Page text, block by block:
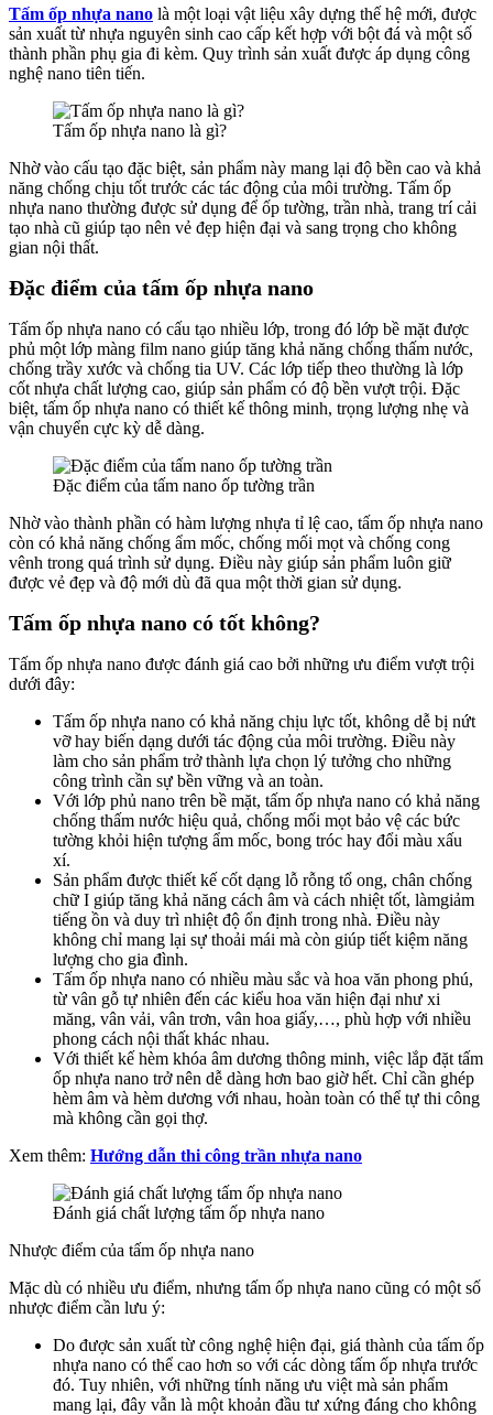
Tấm ốp nhựa nano là một loại vật liệu xây dựng thế hệ mới, được
sản xuất từ nhựa nguyên sinh cao cấp kết hợp với bột đá và một số
thành phần phụ gia đi kèm. Quy trình sản xuất được áp dụng công
nghệ nano tiên tiến.
Tấm ốp nhựa nano là gì?
Nhờ vào cấu tạo đặc biệt, sản phẩm này mang lại độ bền cao và khả
năng chống chịu tốt trước các tác động của môi trường. Tấm ốp
nhựa nano thường được sử dụng để ốp tường, trần nhà, trang trí cải
tạo nhà cũ giúp tạo nên vẻ đẹp hiện đại và sang trọng cho không
gian nội thất.
Đặc điểm của tấm ốp nhựa nano
Tấm ốp nhựa nano có cấu tạo nhiều lớp, trong đó lớp bề mặt được
phủ một lớp màng film nano giúp tăng khả năng chống thấm nước,
chống trầy xước và chống tia UV. Các lớp tiếp theo thường là lớp
cốt nhựa chất lượng cao, giúp sản phẩm có độ bền vượt trội. Đặc
biệt, tấm ốp nhựa nano có thiết kế thông minh, trọng lượng nhẹ và
vận chuyển cực kỳ dễ dàng.
Đặc điểm của tấm nano ốp tường trần
Nhờ vào thành phần có hàm lượng nhựa tỉ lệ cao, tấm ốp nhựa nano
còn có khả năng chống ẩm mốc, chống mối mọt và chống cong
vênh trong quá trình sử dụng. Điều này giúp sản phẩm luôn giữ
được vẻ đẹp và độ mới dù đã qua một thời gian sử dụng.
Tấm ốp nhựa nano có tốt không?
Tấm ốp nhựa nano được đánh giá cao bởi những ưu điểm vượt trội
dưới đây:
Tấm ốp nhựa nano có khả năng chịu lực tốt, không dễ bị nứt
vỡ hay biến dạng dưới tác động của môi trường. Điều này
làm cho sản phẩm trở thành lựa chọn lý tưởng cho những
công trình cần sự bền vững và an toàn.
Với lớp phủ nano trên bề mặt, tấm ốp nhựa nano có khả năng
chống thấm nước hiệu quả, chống mối mọt bảo vệ các bức
tường khỏi hiện tượng ẩm mốc, bong tróc hay đổi màu xấu
xí.
Sản phẩm được thiết kế cốt dạng lỗ rỗng tổ ong, chân chống
chữ I giúp tăng khả năng cách âm và cách nhiệt tốt, làmgiảm
tiếng ồn và duy trì nhiệt độ ổn định trong nhà. Điều này
không chỉ mang lại sự thoải mái mà còn giúp tiết kiệm năng
lượng cho gia đình.
Tấm ốp nhựa nano có nhiều màu sắc và hoa văn phong phú,
từ vân gỗ tự nhiên đến các kiểu hoa văn hiện đại như xi
măng, vân vải, vân trơn, vân hoa giấy,…, phù hợp với nhiều
phong cách nội thất khác nhau.
Với thiết kế hèm khóa âm dương thông minh, việc lắp đặt tấm
ốp nhựa nano trở nên dễ dàng hơn bao giờ hết. Chỉ cần ghép
hèm âm và hèm dương với nhau, hoàn toàn có thể tự thi công
mà không cần gọi thợ.
Xem thêm: Hướng dẫn thi công trần nhựa nano
Đánh giá chất lượng tấm ốp nhựa nano
Nhược điểm của tấm ốp nhựa nano
Mặc dù có nhiều ưu điểm, nhưng tấm ốp nhựa nano cũng có một số
nhược điểm cần lưu ý:
Do được sản xuất từ công nghệ hiện đại, giá thành của tấm ốp
nhựa nano có thể cao hơn so với các dòng tấm ốp nhựa trước
đó. Tuy nhiên, với những tính năng ưu việt mà sản phẩm
mang lại, đây vẫn là một khoản đầu tư xứng đáng cho không